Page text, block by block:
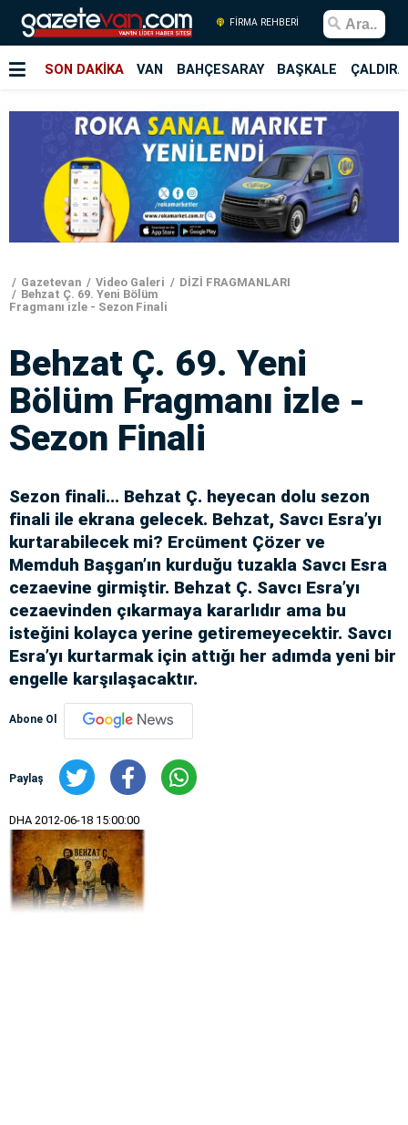
FİRMA REHBERİ
SON DAKİKA VAN BAHÇESARAY BAŞKALE
Gazetevan Video Galeri
DİZİ FRAGMANLARI
Behzat Ç. 69. Yeni Bölüm
Fragmanı izle - Sezon Finali
Behzat Ç. 69. Yeni
Bölüm Fragmanı izle -
Sezon Finali
Sezon finali... Behzat Ç. heyecan dolu sezon
finali ile ekrana gelecek. Behzat, Savcı Esra’yı
kurtarabilecek mi? Ercüment Çözer ve
Memduh Başgan’ın kurduğu tuzakla Savcı Esra
cezaevine girmiştir. Behzat Ç. Savcı Esra’yı
cezaevinden çıkarmaya kararlıdır ama bu
isteğini kolayca yerine getiremeyecektir. Savcı
Esra’yı kurtarmak için attığı her adımda yeni bir
engelle karşılaşacaktır.
Abone Ol
Paylaş
DHA 2012-06-18 15:00:00